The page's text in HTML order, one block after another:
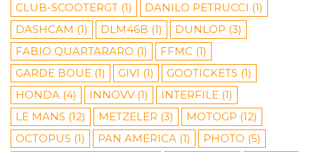
CLUB-SCOOTERGT (1) DANILO PETRUCCI (1)
DASHCAM (1) DLM46B (1) DUNLOP (3)
FABIO QUARTARARO (1) FFMC (1)
GARDE BOUE (1) GIVI (1) GOOTICKETS (1)
HONDA (4) INNOVV(1) INTERFILE (1)
LE MANS (12) METZELER (3) MOTOGP (12)
OCTOPUS (1) PAN AMERICA (1) PHOTO (5)